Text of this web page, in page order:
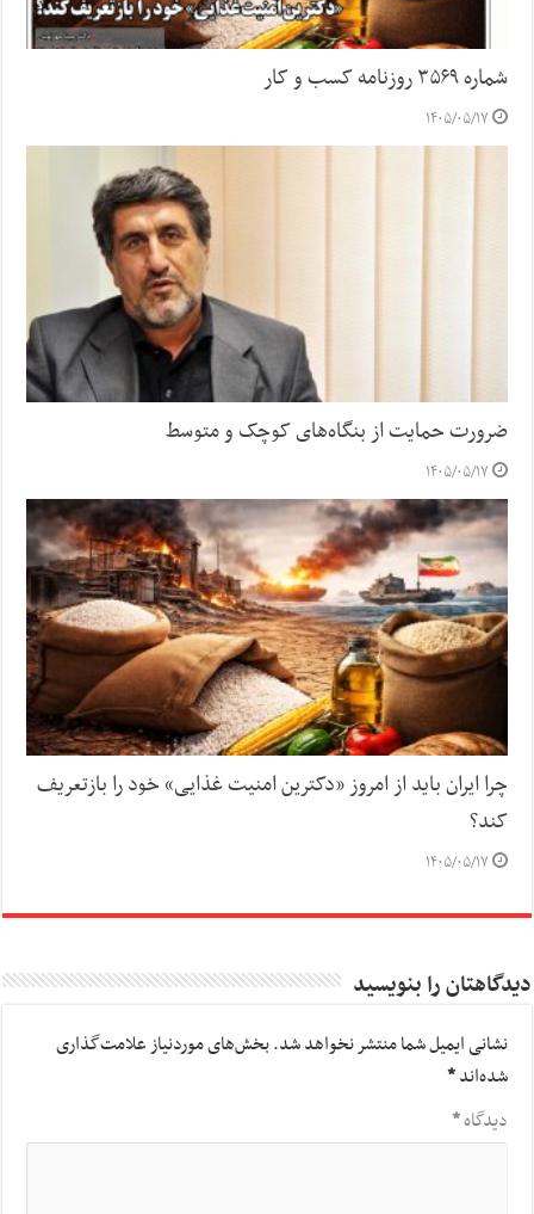
شماره ۳۵۶۹ روزنامه کسب و کار
۱۴۰۵/۰۵/۱۷
ضرورت حمایت از بنگاه‌های کوچک و متوسط
۱۴۰۵/۰۵/۱۷
چرا ایران باید از امروز «دکترین امنیت غذایی» خود را بازتعریف
کند؟
۱۴۰۵/۰۵/۱۷
دیدگاهتان را بنویسید
نشانی ایمیل شما منتشر نخواهد شد.بخش‌های موردنیاز علامت‌گذاری
شده‌اند*
دیدگاه*